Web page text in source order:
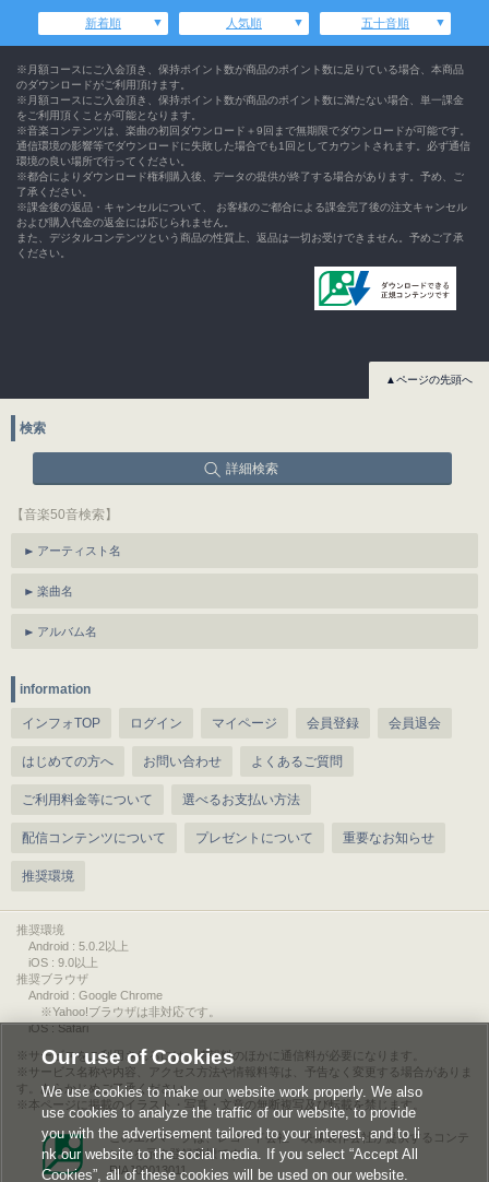
新着順 人気順 五十音順
※月額コースにご入会頂き、保持ポイント数が商品のポイント数に足りている場合、本商品
のダウンロードがご利用頂けます。
※月額コースにご入会頂き、保持ポイント数が商品のポイント数に満たない場合、単一課金
をご利用頂くことが可能となります。
※音楽コンテンツは、楽曲の初回ダウンロード＋9回まで無期限でダウンロードが可能です。
通信環境の影響等でダウンロードに失敗した場合でも1回としてカウントされます。必ず通信
環境の良い場所で行ってください。
※都合によりダウンロード権利購入後、データの提供が終了する場合があります。予め、ご
了承ください。
※課金後の返品・キャンセルについて、 お客様のご都合による課金完了後の注文キャンセル
および購入代金の返金には応じられません。
また、デジタルコンテンツという商品の性質上、返品は一切お受けできません。予めご了承
ください。
▲ページの先頭へ
検索
詳細検索
【音楽50音検索】
アーティスト名
楽曲名
アルバム名
information
インフォTOP ログイン マイページ 会員登録 会員退会
はじめての方へ お問い合わせ よくあるご質問
ご利用料金等について 選べるお支払い方法
配信コンテンツについて プレゼントについて 重要なお知らせ
推奨環境
推奨環境
Android : 5.0.2以上
iOS : 9.0以上
推奨ブラウザ
Android : Google Chrome
※Yahoo!ブラウザは非対応です。
iOS : Safari
サービスをご利用されるには、情報料のほかに通信料が必要になります。
サービス名称や内容、アクセス方法や情報料等は、予告なく変更する場合がありま
す。あらかじめご了承ください。
本ページに掲載のイラスト・写真・文章の無断複写及び転載を禁じます。
このエルマークは、レコード会社・映像製作会社が提供するコンテ
ンツを示す登録商標です。
RIAJ00013011
Our use of Cookies
We use cookies to make our website work properly. We also
use cookies to analyze the traffic of our website, to provide
you with the advertisement tailored to your interest, and to li
nk our website to the social media. If you select “Accept All
Cookies”, all of these cookies will be used on our website.